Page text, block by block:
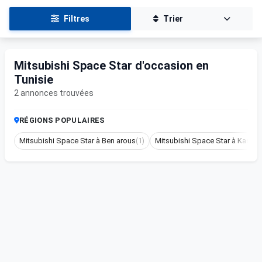
Filtres Trier
Mitsubishi Space Star d'occasion en
Tunisie
2 annonces trouvées
RÉGIONS POPULAIRES
Mitsubishi Space Star à Ben arous(1) Mitsubishi Space Star à